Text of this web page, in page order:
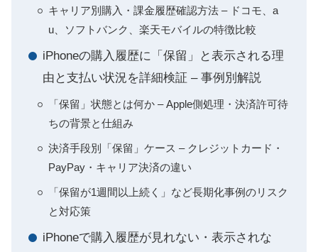
キャリア別購入・課金履歴確認方法 – ドコモ、a
u、ソフトバンク、楽天モバイルの特徴比較
iPhoneの購入履歴に「保留」と表示される理
由と支払い状況を詳細検証 – 事例別解説
「保留」状態とは何か – Apple側処理・決済許可待
ちの背景と仕組み
決済手段別「保留」ケース – クレジットカード・
PayPay・キャリア決済の違い
「保留が1週間以上続く」など長期化事例のリスク
と対応策
iPhoneで購入履歴が見れない・表示されな